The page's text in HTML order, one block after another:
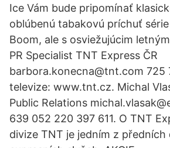
Ice Vám bude pripomínať
oblúbenú tabakovú príchuť
Boom, ale s osviežujúcim
PR Specialist TNT Express ČR
barbora.konecna@tnt.com 725
televize: www.tnt.cz. Michal
Public Relations
639 052 220 397 611. O TNT
divize TNT je jedním z předních